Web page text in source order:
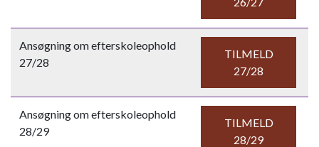
Ansøgning om efterskoleophold
27/28
TILMELD
27/28
Ansøgning om efterskoleophold
28/29
TILMELD
28/29